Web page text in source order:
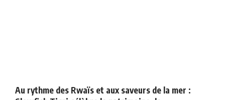
Au rythme des Rwaïs et aux saveurs de la mer :